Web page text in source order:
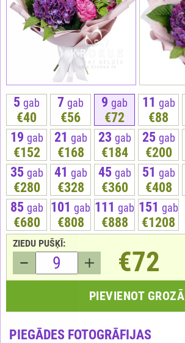
5 gab
€40
7 gab
€56
9 gab
€72
11 gab
€88
19 gab
€152
21 gab
€168
23 gab
€184
25 gab
€200
35 gab
€280
41 gab
€328
45 gab
€360
51 gab
€408
85 gab
€680
101 gab
€808
111 gab
€888
151 gab
€1208
ZIEDU PUŠĶĪ:
€72
PIEVIENOT GROZĀ
PIEGĀDES FOTOGRĀFIJAS